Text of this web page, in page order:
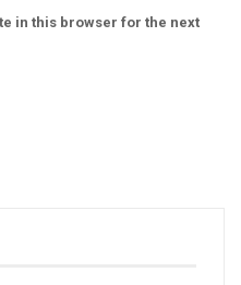
in this browser for the next